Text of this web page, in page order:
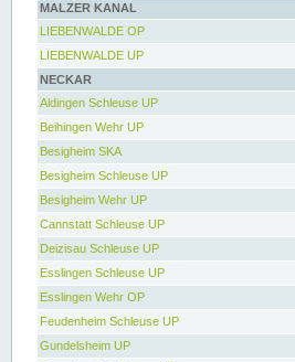
MALZER KANAL
LIEBENWALDE OP
LIEBENWALDE UP
NECKAR
Aldingen Schleuse UP
Beihingen Wehr UP
Besigheim SKA
Besigheim Schleuse UP
Besigheim Wehr UP
Cannstatt Schleuse UP
Deizisau Schleuse UP
Esslingen Schleuse UP
Esslingen Wehr OP
Feudenheim Schleuse UP
Gundelsheim UP